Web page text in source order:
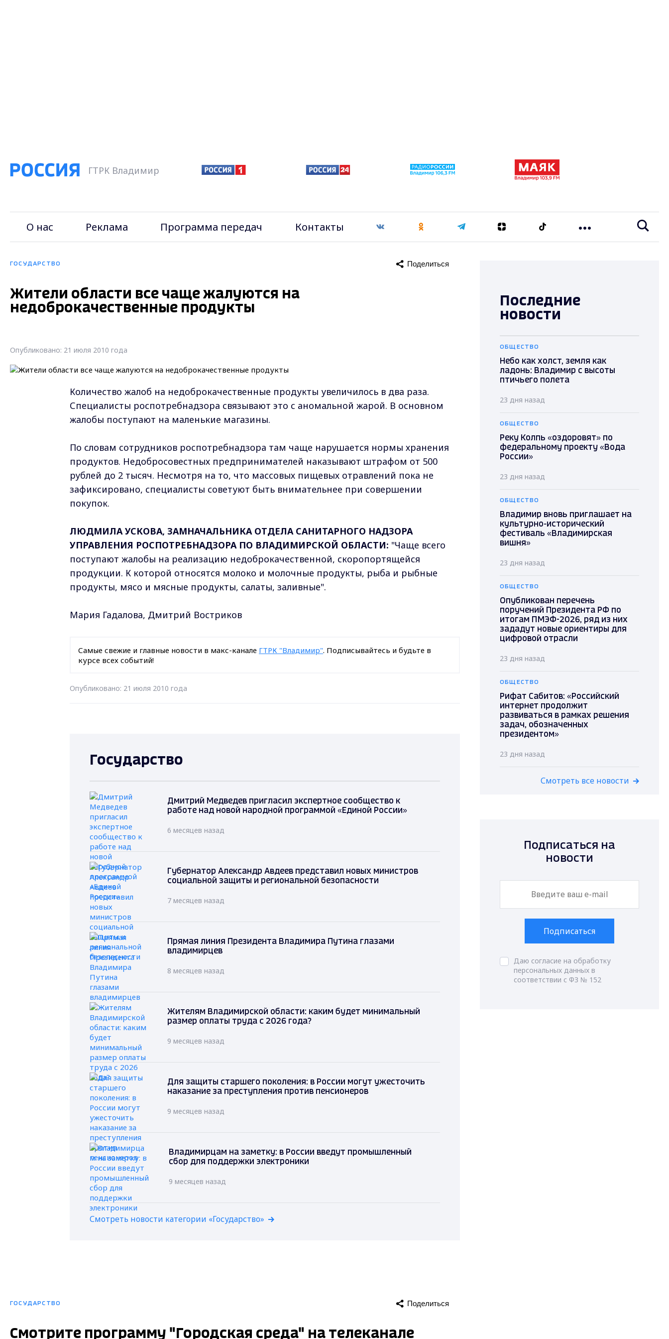
ГТРК Владимир
О нас Реклама Программа передач Контакты
ГОСУДАРСТВО Поделиться
Жители области все чаще жалуются на
недоброкачественные продукты
Опубликовано: 21 июля 2010 года
Количество жалоб на недоброкачественные продукты увеличилось в два раза.
Специалисты роспотребнадзора связывают это с аномальной жарой. В основном
жалобы поступают на маленькие магазины.
По словам сотрудников роспотребнадзора там чаще нарушается нормы хранения
продуктов. Недобросовестных предпринимателей наказывают штрафом от 500
рублей до 2 тысяч. Несмотря на то, что массовых пищевых отравлений пока не
зафиксировано, специалисты советуют быть внимательнее при совершении
покупок.
ЛЮДМИЛА УСКОВА, ЗАМНАЧАЛЬНИКА ОТДЕЛА САНИТАРНОГО НАДЗОРА
УПРАВЛЕНИЯ РОСПОТРЕБНАДЗОРА ПО ВЛАДИМИРСКОЙ ОБЛАСТИ: "Чаще всего
поступают жалобы на реализацию недоброкачественной, скоропортящейся
продукции. К которой относятся молоко и молочные продукты, рыба и рыбные
продукты, мясо и мясные продукты, салаты, заливные".
Мария Гадалова, Дмитрий Востриков
Самые свежие и главные новости в макс-канале ГТРК "Владимир". Подписывайтесь и будьте в
курсе всех событий!
Опубликовано: 21 июля 2010 года
Государство
Дмитрий Медведев пригласил экспертное сообщество к
работе над новой народной программой «Единой России»
6 месяцев назад
Губернатор Александр Авдеев представил новых министров
социальной защиты и региональной безопасности
7 месяцев назад
Прямая линия Президента Владимира Путина глазами
владимирцев
8 месяцев назад
Жителям Владимирской области: каким будет минимальный
размер оплаты труда с 2026 года?
9 месяцев назад
Для защиты старшего поколения: в России могут ужесточить
наказание за преступления против пенсионеров
9 месяцев назад
Владимирцам на заметку: в России введут промышленный
сбор для поддержки электроники
9 месяцев назад
Смотреть новости категории «Государство»
ГОСУДАРСТВО Поделиться
Смотрите программу "Городская среда" на телеканале
Последние
новости
ОБЩЕСТВО
Небо как холст, земля как
ладонь: Владимир с высоты
птичьего полета
23 дня назад
ОБЩЕСТВО
Реку Колпь «оздоровят» по
федеральному проекту «Вода
России»
23 дня назад
ОБЩЕСТВО
Владимир вновь приглашает на
культурно-исторический
фестиваль «Владимирская
вишня»
23 дня назад
ОБЩЕСТВО
Опубликован перечень
поручений Президента РФ по
итогам ПМЭФ-2026, ряд из них
зададут новые ориентиры для
цифровой отрасли
23 дня назад
ОБЩЕСТВО
Рифат Сабитов: «Российский
интернет продолжит
развиваться в рамках решения
задач, обозначенных
президентом»
23 дня назад
Смотреть все новости
Подписаться на
новости
Подписаться
Даю согласие на обработку
персональных данных в
соответствии с ФЗ № 152